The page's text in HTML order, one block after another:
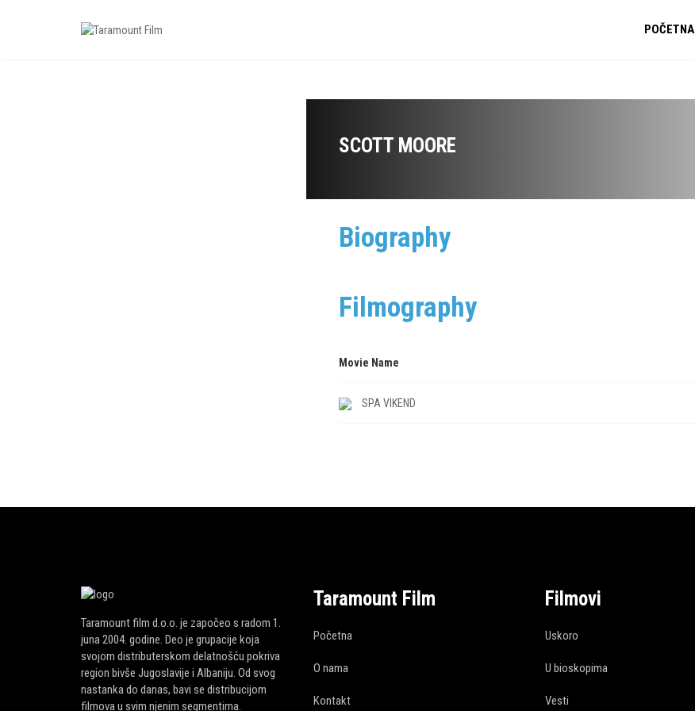
POČETNA
SCOTT MOORE
Biography
Filmography
Movie Name
SPA VIKEND
Taramount film d.o.o. je započeo s radom 1.
juna 2004. godine. Deo je grupacije koja
svojom distributerskom delatnošću pokriva
region bivše Jugoslavije i Albaniju. Od svog
nastanka do danas, bavi se distribucijom
filmova u svim njenim segmentima.
Taramount Film
Početna
O nama
Kontakt
Filmovi
Uskoro
U bioskopima
Vesti